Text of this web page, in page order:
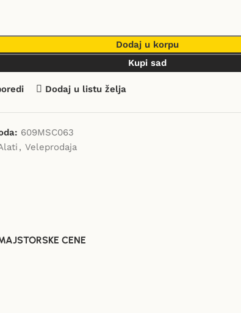
Dodaj u korpu
Kupi sad
Dodaj u listu želja
609MSC063
, Veleprodaja
CENE